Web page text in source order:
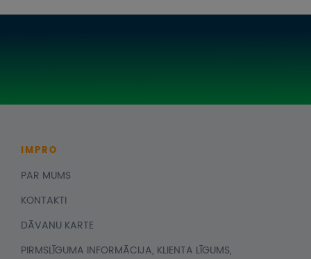
IMPRO
PAR MUMS
KONTAKTI
DĀVANU KARTE
PIRMSLĪGUMA INFORMĀCIJA, KLIENTA LĪGUMS,